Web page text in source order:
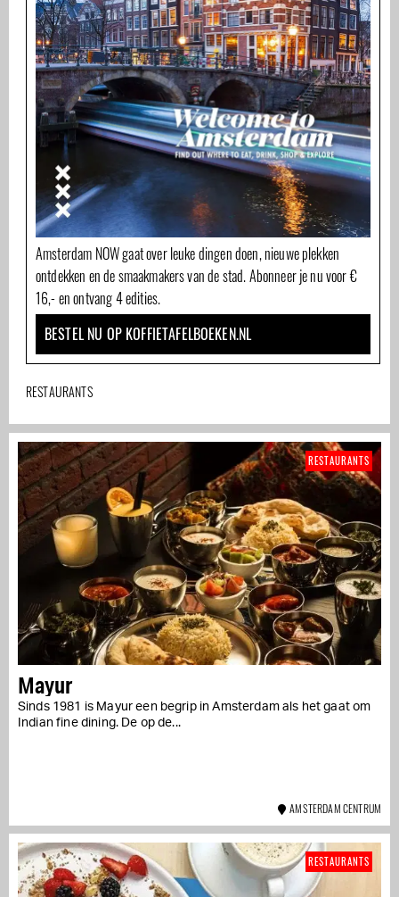
Amsterdam NOW gaat over leuke dingen doen, nieuwe plekken
ontdekken en de smaakmakers van de stad. Abonneer je nu voor €
16,- en ontvang 4 edities.
BESTEL NU OP KOFFIETAFELBOEKEN.NL
RESTAURANTS
Mayur
Sinds 1981 is Mayur een begrip in Amsterdam als het gaat om
Indian fine dining. De op de...
RESTAURANTS
AMSTERDAM CENTRUM
RESTAURANTS